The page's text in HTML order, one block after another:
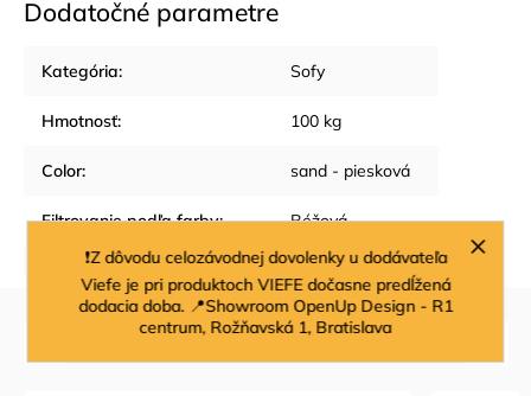
❗Z dôvodu celozávodnej dovolenky u dodávateľa
Viefe je pri produktoch VIEFE dočasne predĺžená
dodacia doba. 📍Showroom OpenUp Design - R1
centrum, Rožňavská 1, Bratislava
Dodatočné parametre
Kategória: Sofy
Hmotnosť: 100 kg
Color: sand - piesková
Filtrovanie podľa farby:
Béžová
Položka bola vypredaná…
Súvisiaci tovar